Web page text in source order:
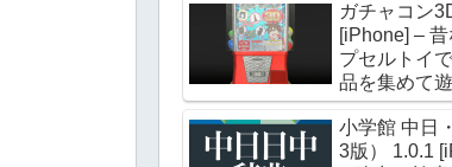
ガチャコン
[iPhone] –
プセルトイ
品を集めて
が進化して
小学館 中日
3版） 1.0.1